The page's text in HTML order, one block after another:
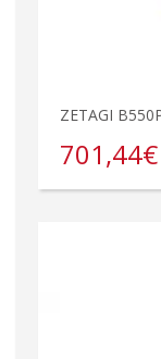
ZETAGI
701,44€